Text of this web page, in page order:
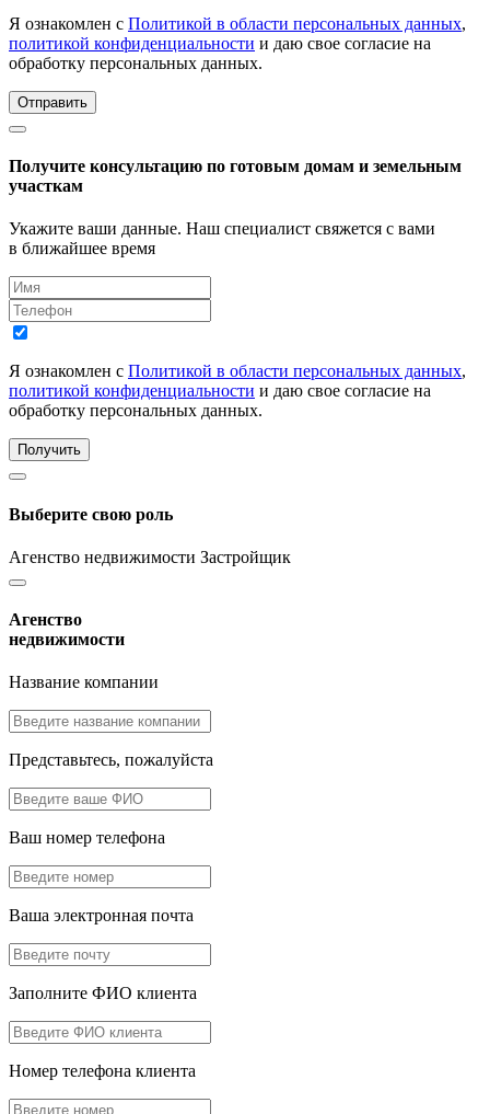
Я ознакомлен с Политикой в области персональных данных,
политикой конфиденциальности и даю свое согласие на
обработку персональных данных.
Отправить
Получите консультацию по готовым домам и земельным
участкам
Укажите ваши данные. Наш специалист свяжется с вами
в ближайшее время
Я ознакомлен с Политикой в области персональных данных,
политикой конфиденциальности и даю свое согласие на
обработку персональных данных.
Получить
Выберите свою роль
Агенство недвижимости Застройщик
Агенство
недвижимости
Название компании
Представьтесь, пожалуйста
Ваш номер телефона
Ваша электронная почта
Заполните ФИО клиента
Номер телефона клиента